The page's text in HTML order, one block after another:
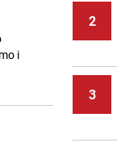
i
13
14
2
3